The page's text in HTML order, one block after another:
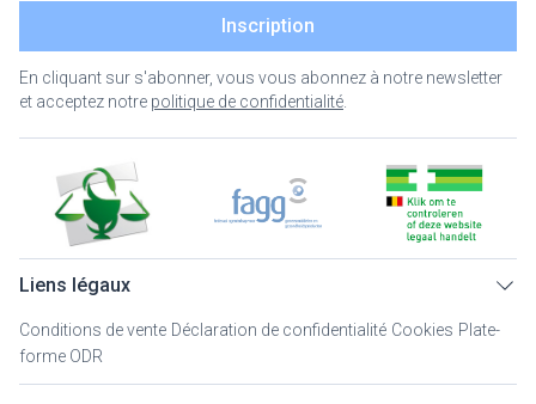
Inscription
En cliquant sur s'abonner, vous vous abonnez à notre newsletter
et acceptez notre politique de confidentialité
Liens légaux
Conditions de vente Déclaration de confidentialité Cookies Plate-
forme ODR